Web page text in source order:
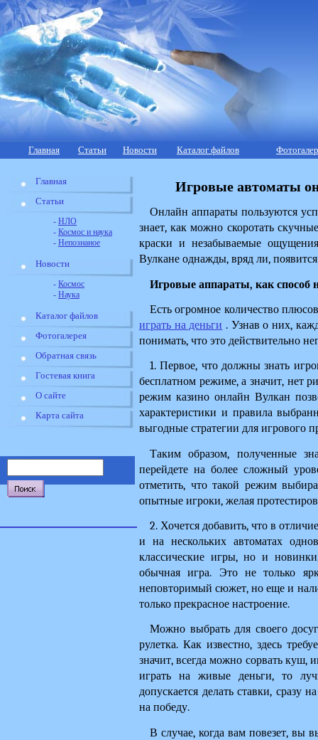
Главная Статьи Новости Каталог файлов
Главная
Статьи
- НЛО
- Космос и наука
- Непознаное
Новости
- Космос
- Наука
Каталог файлов
Фотогалерея
Обратная связь
Гостевая книга
О сайте
Карта сайта
Игровые автоматы
Онлайн аппараты пользуются
знает, как можно скоротать
краски и незабываемые
Вулкане однажды, вряд ли,
Игровые аппараты, как способ
Есть огромное количество
играть на деньги . Узнав о них,
понимать, что это действительно
1. Первое, что должны знать
бесплатном режиме, а значит, нет
режим казино онлайн Вулкан
характеристики и правила
выгодные стратегии для игрового
Таким образом, полученные
перейдете на более сложный
отметить, что такой режим
опытные игроки, желая
2. Хочется добавить, что в
и на нескольких автоматах
классические игры, но и
обычная игра. Это не только
неповторимый сюжет, но еще и
только прекрасное настроение.
Можно выбрать для своего
рулетка. Как известно, здесь
значит, всегда можно сорвать куш,
играть на живые деньги, то
допускается делать ставки, сразу
на победу.
В случае, когда вам повезет, вы